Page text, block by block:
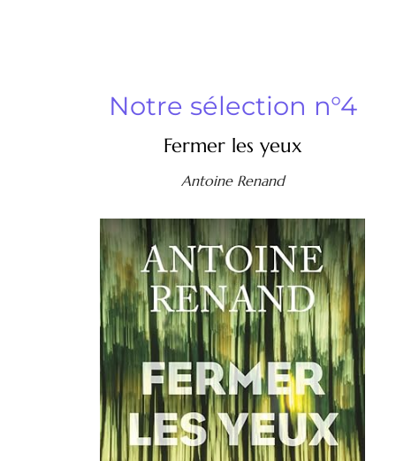
Notre sélection n°4
Fermer les yeux
Antoine Renand